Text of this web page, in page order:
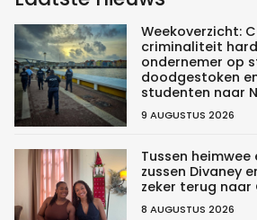
Weekoverzicht:
criminaliteit
ondernemer op
doodgestoken
studenten naar
9 AUGUSTUS 2026
Tussen heimwee
zussen Divaney
zeker terug naar
8 AUGUSTUS 2026